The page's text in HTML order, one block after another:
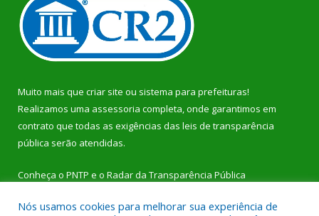
Muito mais que criar site ou sistema para prefeituras!
Realizamos uma assessoria completa, onde garantimos em
contrato que todas as exigências das leis de transparência
pública serão atendidas.
Conheça o PNTP e o Radar da Transparência Pública
Nós usamos cookies para melhorar sua experiência de